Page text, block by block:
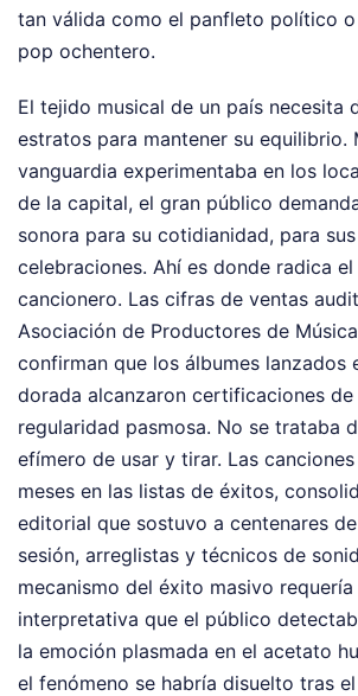
tan válida como el panfleto político
pop ochentero.
El tejido musical de un país necesita
estratos para mantener su equilibrio.
vanguardia experimentaba en los
de la capital, el gran público
sonora para su cotidianidad, para
celebraciones. Ahí es donde radica
cancionero. Las cifras de ventas
Asociación de Productores de
confirman que los álbumes lanzados
dorada alcanzaron certificaciones
regularidad pasmosa. No se trataba
efímero de usar y tirar. Las
meses en las listas de éxitos,
editorial que sostuvo a centenares
sesión, arreglistas y técnicos de
mecanismo del éxito masivo
interpretativa que el público
la emoción plasmada en el acetato
el fenómeno se habría disuelto tras